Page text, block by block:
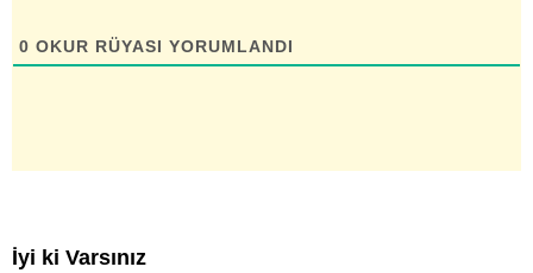
0 OKUR RÜYASI YORUMLANDI
İyi ki Varsınız